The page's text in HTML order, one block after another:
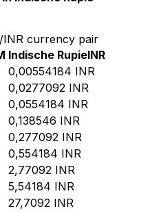
currency pair
Indische RupieINR
0,00554184 INR
0,0277092 INR
0,0554184 INR
0,138546 INR
0,277092 INR
0,554184 INR
2,77092 INR
5,54184 INR
27,7092 INR